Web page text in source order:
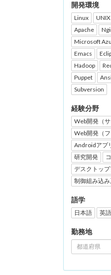
開発環境
Linux UNIX
Apache
Microsoft
Emacs
Hadoop
Puppet
Subversion
経験分野
Web開発（サ
Web開発（フ
Androidアプ
研究開発
デスクトッ
制御組み込
語学
日本語 英語
勤務地
都道府県